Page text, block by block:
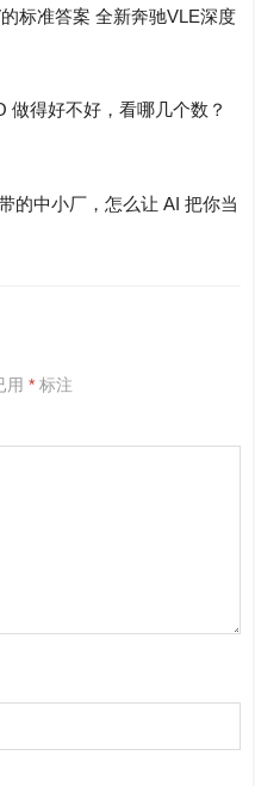
标准答案 全新奔驰VLE深度
做得好不好，看哪几个数？
的中小厂，怎么让 AI 把你当
用* 标注